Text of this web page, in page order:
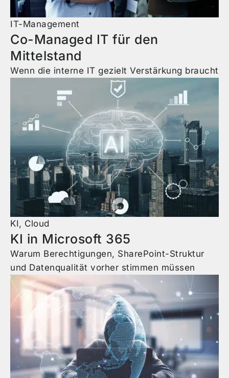
IT-Management
Co-Managed IT für den
Mittelstand
Wenn die interne IT gezielt Verstärkung braucht
KI , Cloud
KI in Microsoft 365
Warum Berechtigungen, SharePoint-Struktur
und Datenqualität vorher stimmen müssen